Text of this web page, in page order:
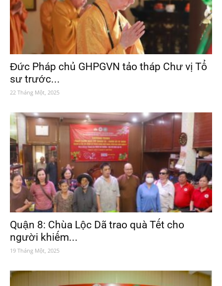
Đức Pháp chủ GHPGVN tảo tháp Chư vị Tổ
sư trước...
22 Tháng Một, 2025
Quận 8: Chùa Lộc Dã trao quà Tết cho
người khiếm...
19 Tháng Một, 2025